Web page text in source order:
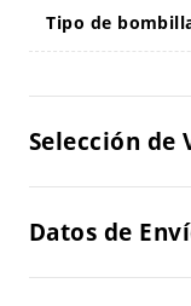
Tipo de
Selección de
Datos de